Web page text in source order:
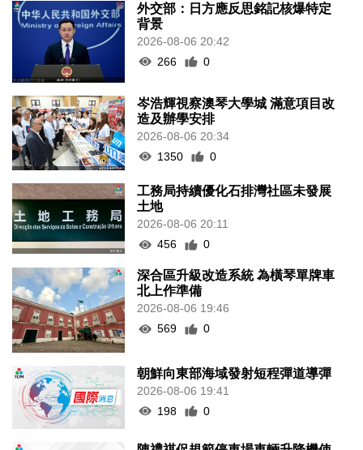
外交部：日方應反思銘記核爆特定
背景
2026-08-06 20:42
266
0
岑浩輝視察澳琴大學城 滿意項目改
造及辦學安排
2026-08-06 20:34
1350
0
工務局持續優化石排灣社區未發展
土地
2026-08-06 20:11
456
0
深合區升級改造系統 為橫琴單牌車
北上作準備
2026-08-06 19:46
569
0
朝鮮向東部海域發射短程彈道導彈
2026-08-06 19:41
198
0